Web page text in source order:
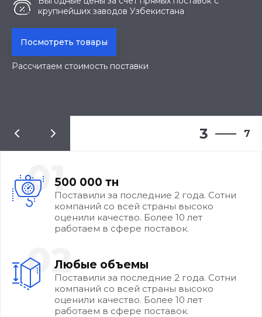
заводов Узбекистана
товары
стоимость поставки
3 7
01500 000 тн
Поставили за последние 2 года. Сотни
компаний со всей страны высоко
оценили качество. Более 10 лет
работаем в сфере поставок.
02Любые объемы
Поставили за последние 2 года. Сотни
компаний со всей страны высоко
оценили качество. Более 10 лет
работаем в сфере поставок.